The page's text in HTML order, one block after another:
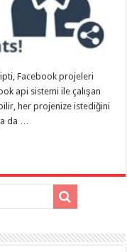
Facebook projeleri
api sistemi ile çalışan
her projenize istediğini
da …